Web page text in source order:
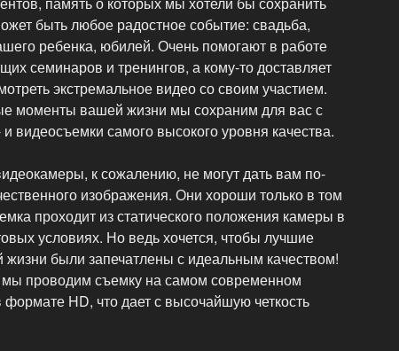
быть любое радостное событие: свадьба,
ребенка, юбилей. Очень помогают в работе
семинаров и тренингов, а кому-то доставляет
экстремальное видео со своим участием.
моменты вашей жизни мы сохраним для вас с
видеосъемки самого высокого уровня качества.
к сожалению, не могут дать вам по-
изображения. Они хороши только в том
проходит из статического положения камеры в
условиях. Но ведь хочется, чтобы лучшие
были запечатлены с идеальным качеством!
проводим съемку на самом современном
HD, что дает с высочайшую четкость